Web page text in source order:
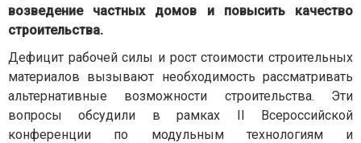
возведение частных домов и повысить качество
строительства.
Дефицит рабочей силы и рост стоимости строительных
материалов вызывают необходимость рассматривать
альтернативные возможности строительства. Эти
вопросы обсудили в рамках II Всероссийской
конференции по модульным технологиям и